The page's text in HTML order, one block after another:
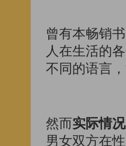
曾有本畅销
人在生活的
不同的语言
然而实际情
男女双方在